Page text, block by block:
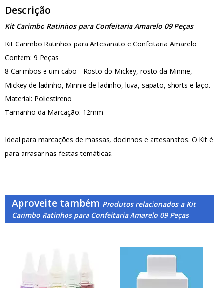
Descrição
Kit Carimbo Ratinhos para Confeitaria Amarelo 09 Peças
Kit Carimbo Ratinhos para Artesanato e Confeitaria Amarelo
Contém: 9 Peças
8 Carimbos e um cabo - Rosto do Mickey, rosto da Minnie,
Mickey de ladinho, Minnie de ladinho, luva, sapato, shorts e laço.
Material: Poliestireno
Tamanho da Marcação: 12mm
Ideal para marcações de massas, docinhos e artesanatos. O Kit é
para arrasar nas festas temáticas.
Aproveite também Produtos relacionados a Kit
Carimbo Ratinhos para Confeitaria Amarelo 09 Peças